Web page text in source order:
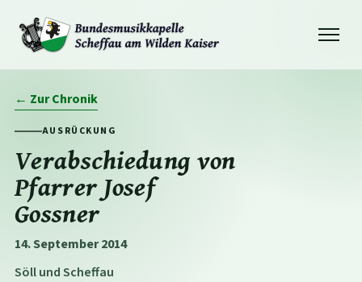
← Zur Chronik
AUSRÜCKUNG
Verabschiedung von
Pfarrer Josef
Gossner
14. September 2014
Söll und Scheffau